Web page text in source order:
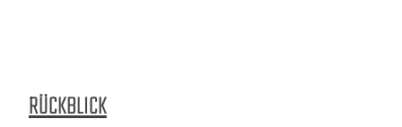
RÜCKBLICK